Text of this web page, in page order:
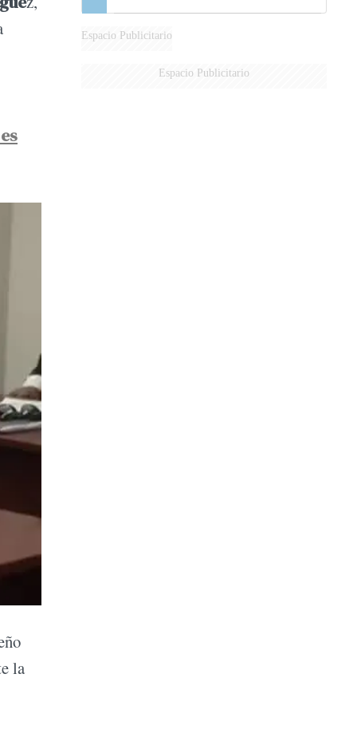
la
Espacio Publicitario
Espacio Publicitario